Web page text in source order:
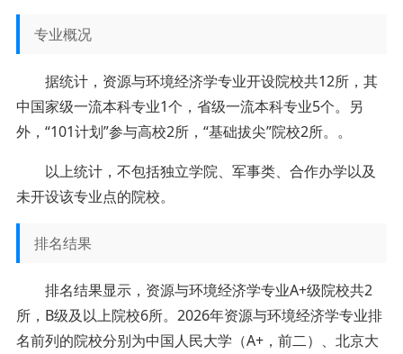
专业概况
据统计，资源与环境经济学专业开设院校共12所，其
中国家级一流本科专业1个，省级一流本科专业5个。另
外，“101计划”参与高校2所，“基础拔尖”院校2所。。
以上统计，不包括独立学院、军事类、合作办学以及
未开设该专业点的院校。
排名结果
排名结果显示，资源与环境经济学专业A+级院校共2
所，B级及以上院校6所。2026年资源与环境经济学专业排
名前列的院校分别为中国人民大学（A+，前二）、北京大